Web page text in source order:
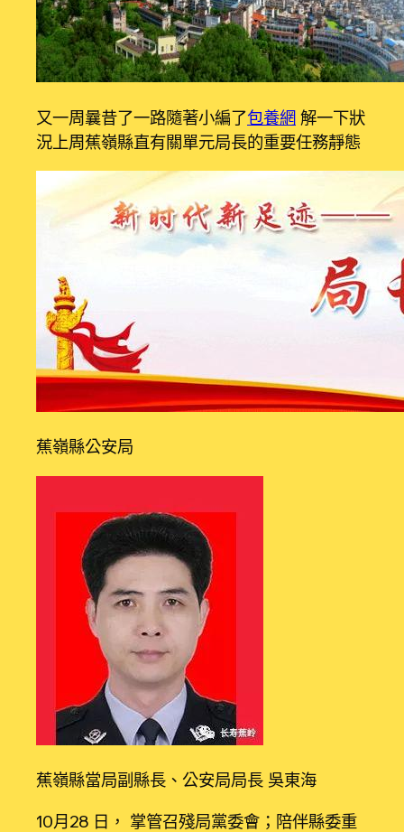
又一周曩昔了一路隨著小編了包養網 解一下狀
況上周蕉嶺縣直有關單元局長的重要任務靜態
蕉嶺縣公安局
蕉嶺縣當局副縣長、公安局局長 吳東海
10月28 日， 掌管召殘局黨委會；陪伴縣委重